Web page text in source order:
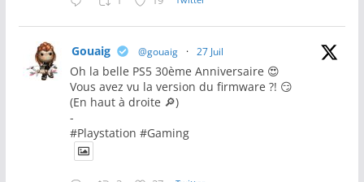
Gouaig @gouaig · 27 Juil
Oh la belle PS5 30ème Anniversaire 😍
Vous avez vu la version du firmware ?! 😏
(En haut à droite 🔎)
-
#Playstation #Gaming